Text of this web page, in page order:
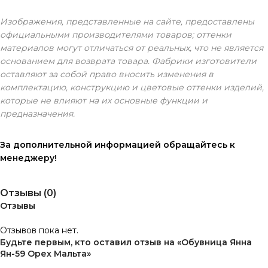
Изображения, представленные на сайте, предоставлены
официальными производителями товаров; оттенки
материалов могут отличаться от реальных, что не является
основанием для возврата товара. Фабрики изготовители
оставляют за собой право вносить изменения в
комплектацию, конструкцию и цветовые оттенки изделий,
которые не влияют на их основные функции и
предназначения.
За дополнительной информацией обращайтесь к
менеджеру!
Отзывы (0)
Отзывы
Отзывов пока нет.
Будьте первым, кто оставил отзыв на «Обувница Янна
Ян-59 Орех Мальта»